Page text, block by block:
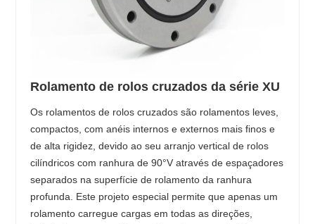
Rolamento de rolos cruzados da série XU
Os rolamentos de rolos cruzados são rolamentos leves,
compactos, com anéis internos e externos mais finos e
de alta rigidez, devido ao seu arranjo vertical de rolos
cilíndricos com ranhura de 90°V através de espaçadores
separados na superfície de rolamento da ranhura
profunda. Este projeto especial permite que apenas um
rolamento carregue cargas em todas as direções,